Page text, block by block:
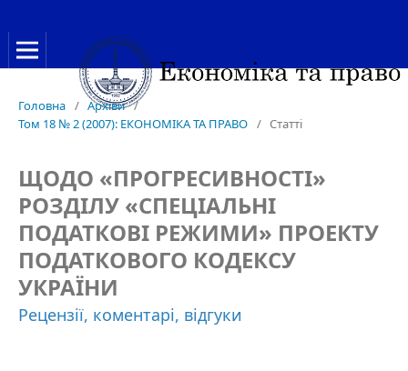
Головна / Архіви /
Том 18 № 2 (2007): ЕКОНОМІКА ТА ПРАВО / Статті
ЩОДО «ПРОГРЕСИВНОСТІ»
РОЗДІЛУ «СПЕЦІАЛЬНІ
ПОДАТКОВІ РЕЖИМИ» ПРОЕКТУ
ПОДАТКОВОГО КОДЕКСУ
УКРАЇНИ
Рецензії, коментарі, відгуки